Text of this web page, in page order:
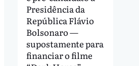
Presidência da
República Flávio
Bolsonaro —
supostamente para
financiar o filme